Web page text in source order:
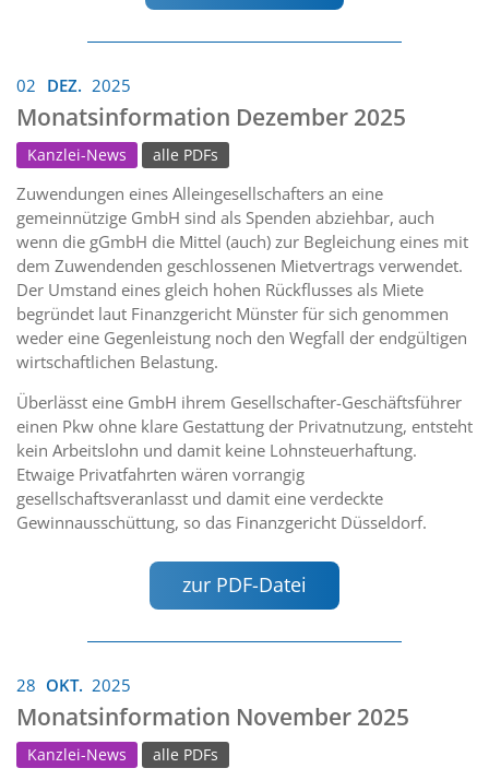
02 DEZ. 2025
Monatsinformation Dezember 2025
Kanzlei-News alle PDFs
Zuwendungen eines Alleingesellschafters an eine
gemeinnützige GmbH sind als Spenden abziehbar, auch
wenn die gGmbH die Mittel (auch) zur Begleichung eines mit
dem Zuwendenden geschlossenen Mietvertrags verwendet.
Der Umstand eines gleich hohen Rückflusses als Miete
begründet laut Finanzgericht Münster für sich genommen
weder eine Gegenleistung noch den Wegfall der endgültigen
wirtschaftlichen Belastung.
Überlässt eine GmbH ihrem Gesellschafter-Geschäftsführer
einen Pkw ohne klare Gestattung der Privatnutzung, entsteht
kein Arbeitslohn und damit keine Lohnsteuerhaftung.
Etwaige Privatfahrten wären vorrangig
gesellschaftsveranlasst und damit eine verdeckte
Gewinnausschüttung, so das Finanzgericht Düsseldorf.
zur PDF-Datei
28 OKT. 2025
Monatsinformation November 2025
Kanzlei-News alle PDFs